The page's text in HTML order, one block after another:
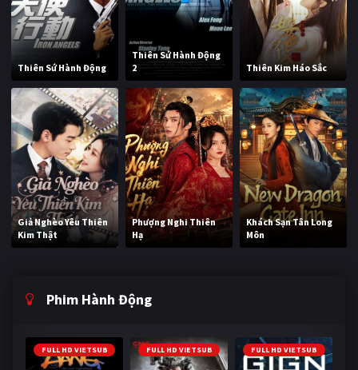
Thiên Sứ Hành Động
Thiên Sứ Hành Động
2
Thiên Kim Háo Sắc
Giả Nghèo Yêu Thiên
Kim Thật
Phượng Nghi Thiên
Hạ
Khách Sạn Tân Long
Môn
Phim Hành Động
FULL HD VIETSUB FULL HD VIETSUB FULL HD VIETSUB